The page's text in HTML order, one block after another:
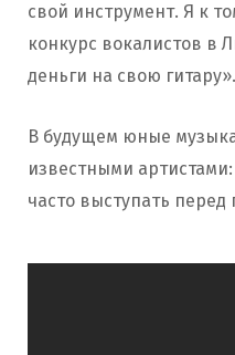
свой инструмент. Я к
конкурс вокалистов в
деньги на свою гитару».
В будущем юные
известными
часто выступать перед